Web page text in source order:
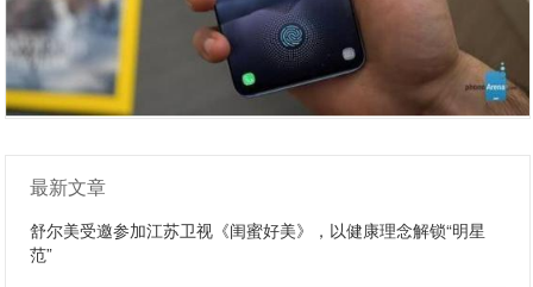
最新文章
舒尔美受邀参加江苏卫视《闺蜜好美》，以健康理念解锁“明星
范”